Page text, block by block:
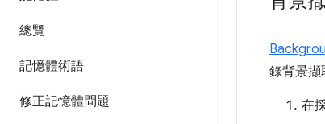
總覽
記憶體術語
修正記憶體問題
錄背景擷
在